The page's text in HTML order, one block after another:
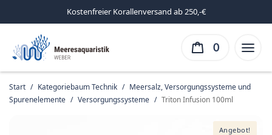
Kostenfreier Korallenversand ab 250,-€
0
Start / Kategoriebaum Technik / Meersalz, Versorgungssysteme und
Spurenelemente / Versorgungssysteme / Triton Infusion 100ml
Angebot!